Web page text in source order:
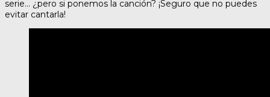
serie… ¿pero si ponemos la canción? ¡Seguro que no puedes
evitar cantarla!